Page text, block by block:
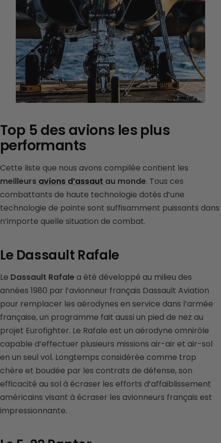
Top 5 des avions les plus
performants
Cette liste que nous avons compilée contient les
meilleurs avions d’assaut au monde. Tous ces
combattants de haute technologie dotés d’une
technologie de pointe sont suffisamment puissants dans
n’importe quelle situation de combat.
Le Dassault Rafale
Le Dassault Rafale a été développé au milieu des
années 1980 par l’avionneur français Dassault Aviation
pour remplacer les aérodynes en service dans l’armée
française, un programme fait aussi un pied de nez au
projet Eurofighter. Le Rafale est un aérodyne omnirôle
capable d’effectuer plusieurs missions air-air et air-sol
en un seul vol. Longtemps considérée comme trop
chère et boudée par les contrats de défense, son
efficacité au sol à écraser les efforts d’affaiblissement
américains visant à écraser les avionneurs français est
impressionnante.